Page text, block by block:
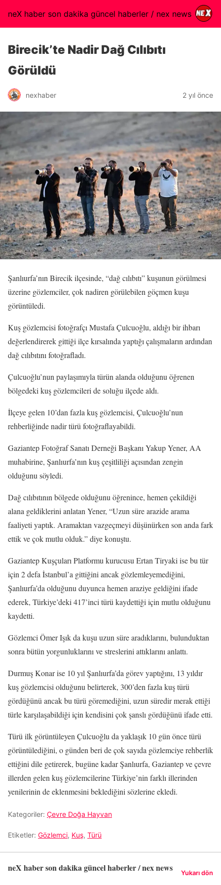
neX haber son dakika güncel haberler / nex news
Birecik’te Nadir Dağ Cılıbıtı
Görüldü
nexhaber 2 yıl önce
Şanlıurfa’nın Birecik ilçesinde, “dağ cılıbıtı” kuşunun görülmesi
üzerine gözlemciler, çok nadiren görülebilen göçmen kuşu
görüntüledi.
Kuş gözlemcisi fotoğrafçı Mustafa Çulcuoğlu, aldığı bir ihbarı
değerlendirerek gittiği ilçe kırsalında yaptığı çalışmaların ardından
dağ cılıbıtını fotoğrafladı.
Çulcuoğlu’nun paylaşımıyla türün alanda olduğunu öğrenen
bölgedeki kuş gözlemcileri de soluğu ilçede aldı.
İlçeye gelen 10’dan fazla kuş gözlemcisi, Çulcuoğlu’nun
rehberliğinde nadir türü fotoğraflayabildi.
Gaziantep Fotoğraf Sanatı Derneği Başkanı Yakup Yener, AA
muhabirine, Şanlıurfa’nın kuş çeşitliliği açısından zengin
olduğunu söyledi.
Dağ cılıbıtının bölgede olduğunu öğrenince, hemen çekildiği
alana geldiklerini anlatan Yener, “Uzun süre arazide arama
faaliyeti yaptık. Aramaktan vazgeçmeyi düşünürken son anda fark
ettik ve çok mutlu olduk.” diye konuştu.
Gaziantep Kuşçuları Platformu kurucusu Ertan Tiryaki ise bu tür
için 2 defa İstanbul’a gittiğini ancak gözlemleyemediğini,
Şanlıurfa’da olduğunu duyunca hemen araziye geldiğini ifade
ederek, Türkiye’deki 417’inci türü kaydettiği için mutlu olduğunu
kaydetti.
Gözlemci Ömer Işık da kuşu uzun süre aradıklarını, bulunduktan
sonra bütün yorgunluklarını ve streslerini attıklarını anlattı.
Durmuş Konar ise 10 yıl Şanlıurfa’da görev yaptığını, 13 yıldır
kuş gözlemcisi olduğunu belirterek, 300’den fazla kuş türü
gördüğünü ancak bu türü göremediğini, uzun süredir merak ettiği
türle karşılaşabildiği için kendisini çok şanslı gördüğünü ifade etti.
Türü ilk görüntüleyen Çulcuoğlu da yaklaşık 10 gün önce türü
görüntülediğini, o günden beri de çok sayıda gözlemciye rehberlik
ettiğini dile getirerek, bugüne kadar Şanlıurfa, Gaziantep ve çevre
illerden gelen kuş gözlemcilerine Türkiye’nin farklı illerinden
yenilerinin de eklenmesini beklediğini sözlerine ekledi.
Kategoriler: Çevre Doğa Hayvan
Etiketler: Gözlemci, Kuş, Türü
neX haber son dakika güncel haberler / nex news Yukarı dön